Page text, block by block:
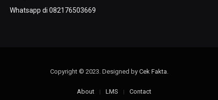
Whatsapp di 082176503669
Copyright © 2023. Designed by Cek Fakta.
About LMS Contact